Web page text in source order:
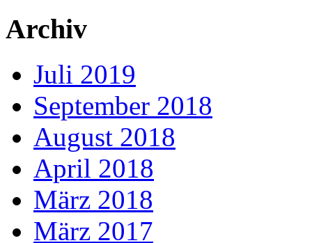
Archiv
Juli 2019
September 2018
August 2018
April 2018
März 2018
März 2017